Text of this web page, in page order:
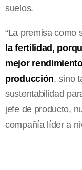
suelos.
“La premisa como
la fertilidad,
mejor
producción, sino
sustentabilidad
jefe de producto,
compañía líder a